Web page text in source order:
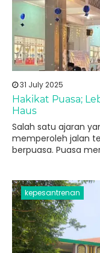
31 July 2025
Hakikat Puasa;
Haus
Salah satu ajaran
memperoleh jalan
berpuasa. Puasa
kepesantrenan